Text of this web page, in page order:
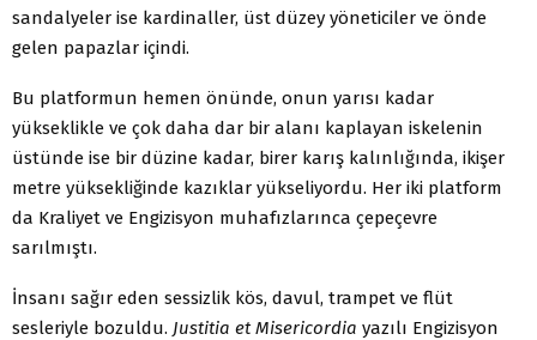
sandalyeler ise kardinaller, üst düzey yöneticiler ve önde
gelen papazlar içindi.
Bu platformun hemen önünde, onun yarısı kadar
yükseklikle ve çok daha dar bir alanı kaplayan iskelenin
üstünde ise bir düzine kadar, birer karış kalınlığında, ikişer
metre yüksekliğinde kazıklar yükseliyordu. Her iki platform
da Kraliyet ve Engizisyon muhafızlarınca çepeçevre
sarılmıştı.
İnsanı sağır eden sessizlik kös, davul, trampet ve flüt
sesleriyle bozuldu. Justitia et Misericordia yazılı Engizisyon